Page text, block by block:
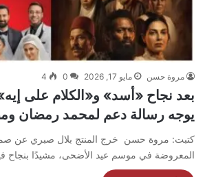
مروة حسن مايو 17, 2026 0
4
بعد نجاح «أسد» و«الكلام على
يوجه رسالة دعم لمحمد رمضان
كتبت: مروة حسن خرج المنتج بلال صبري عن
المعروضة في موسم عيد الأضحى، مشيدًا بنجاح